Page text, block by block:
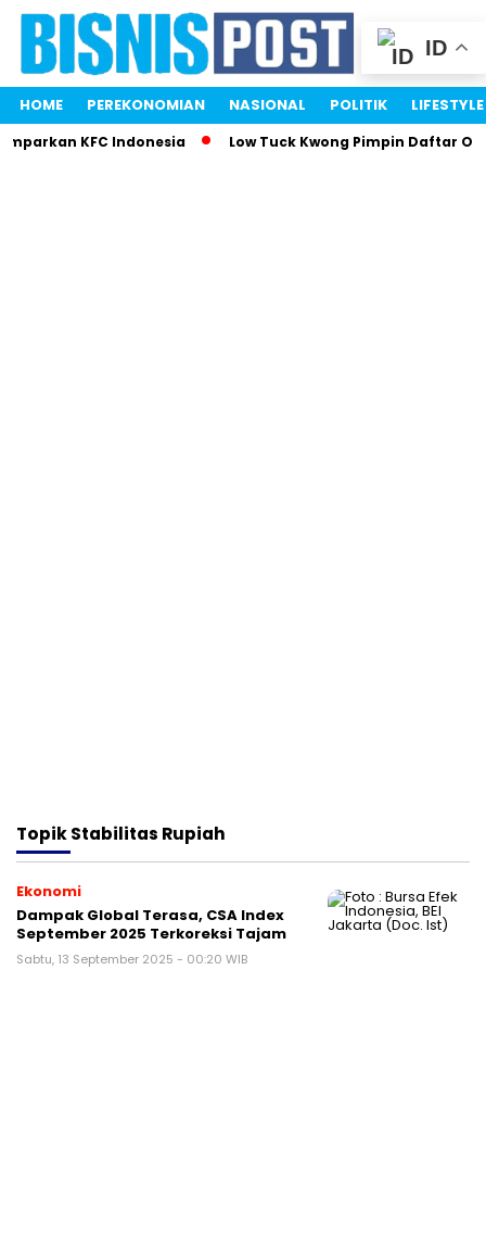
HOME PEREKONOMIAN NASIONAL POLITIK LIFESTYLE
KFC Indonesia Low Tuck Kwong Pimpin Daftar
TopikStabilitas Rupiah
Ekonomi
Dampak Global Terasa, CSA Index
September 2025 Terkoreksi Tajam
Sabtu, 13 September 2025 - 00:20 WIB
ID